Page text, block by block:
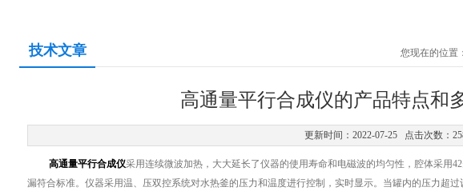
技术文章 您现在的位置
高通量平行合成仪的产品特点和
更新时间：2022-07-25 点击次数：
高通量平行合成仪采用连续微波加热，大大延长了仪器的使用寿命和电磁波的均匀性，腔体采用
漏符合标准。仪器采用温、压双控系统对水热釜的压力和温度进行控制，实时显示。当罐内的压力超